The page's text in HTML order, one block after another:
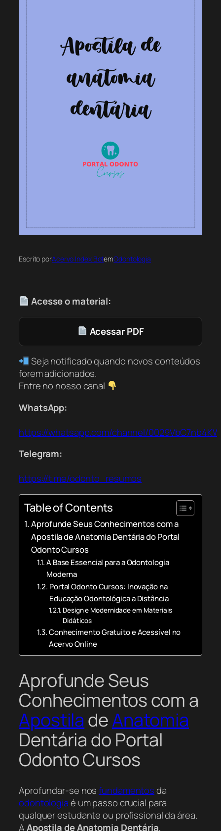
Escrito porAcervo Index BotemOdontologia
Acesse o material:
Acessar PDF
Seja notificado quando novos conteúdos
forem adicionados.
Entre no nosso canal
WhatsApp:
https://whatsapp.com/channel/
Telegram:
https://t.me/odonto_resumos
Table of Contents
Aprofunde Seus Conhecimentos com a
Apostila de Anatomia Dentária do Portal
Odonto Cursos
A Base Essencial para a Odontologia
Moderna
Portal Odonto Cursos: Inovação na
Educação Odontológica a Distância
Design e Modernidade em Materiais
Didáticos
Conhecimento Gratuito e Acessível no
Acervo Online
Aprofunde Seus
Conhecimentos com a
Apostila deAnatomia
Dentária do Portal
Odonto Cursos
Aprofundar-se nosfundamentosda
odontologiaé um passo crucial para
qualquer estudante ou profissional da área.
AApostila de Anatomia Dentária,